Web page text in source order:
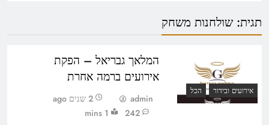
תגית: שולחנות משחק
אירועים ובידור הכל
המלאך גבריאל – הפקת
אירועים ברמה אחרת
admin
2 שנים ago
242
1 mins